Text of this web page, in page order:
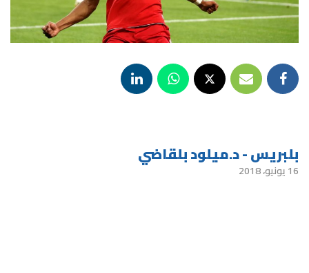
بلبريس - د.ميلود بلقاضي
16 يونيو، 2018